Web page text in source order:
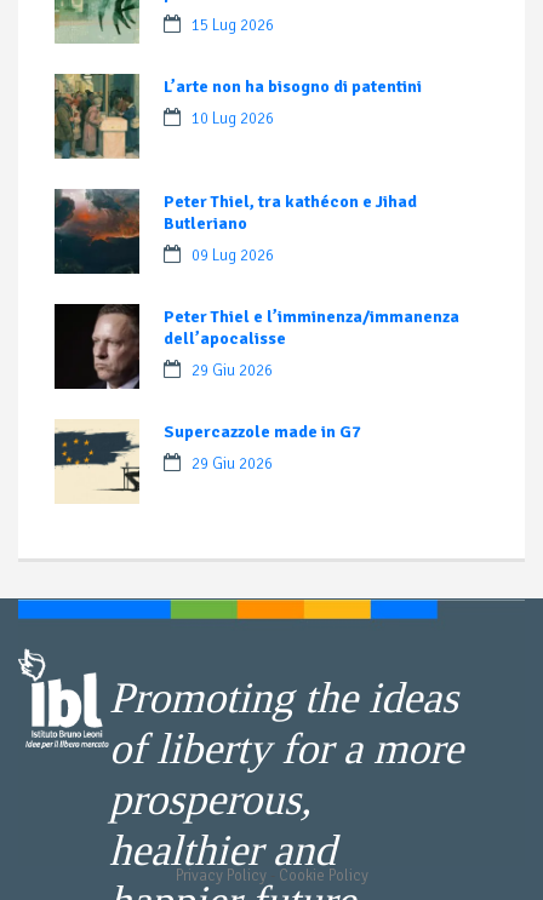
15 Lug 2026
L’arte non ha bisogno di patentini
10 Lug 2026
Peter Thiel, tra kathécon e Jihad
Butleriano
09 Lug 2026
Peter Thiel e l’imminenza/immanenza
dell’apocalisse
29 Giu 2026
Supercazzole made in G7
29 Giu 2026
Promoting the ideas
of liberty for a more
prosperous,
healthier and
Privacy Policy- Cookie Policy